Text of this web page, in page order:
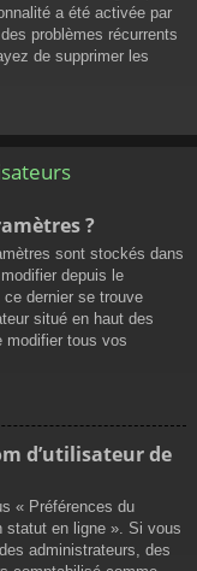
a été activée par
problèmes récurrents
de supprimer les
?
sont stockés dans
depuis le
ce dernier se trouve
situé en haut des
modifier tous vos
d’utilisateur de
« Préférences du
statut en ligne ». Si vous
administrateurs, des